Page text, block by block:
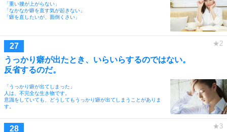
「重い腰が上がらない」
「なかなか癖を直す気が起きない」
「癖を直したいが、面倒くさい」
うっかり癖が出たとき、いらいらするのではない。
反省するのだ。
「うっかり癖が出てしまった」
人は、不完全な生き物です。
意識をしていても、どうしてもうっかり癖が出てしまうことがありま
す。